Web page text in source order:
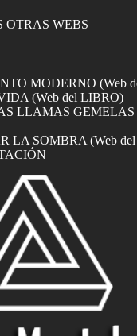
OTRAS WEBS
MODERNO (Web
(Web del LIBRO)
LLAMAS GEMELAS
LA SOMBRA (Web